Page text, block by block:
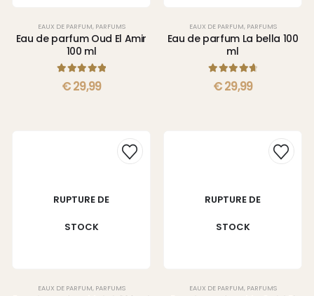
EAUX DE PARFUM, PARFUMS
Eau de parfum Oud El Amir
100 ml
5.00sur 5
€29,99
EAUX DE PARFUM, PARFUMS
Eau de parfum La bella 100
ml
4.80sur 5
€29,99
RUPTURE DE
STOCK
EAUX DE PARFUM, PARFUMS
RUPTURE DE
STOCK
EAUX DE PARFUM, PARFUMS